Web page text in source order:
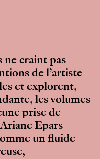
ne craint pas
de l’artiste
et explorent,
les volumes
prise de
Epars
un fluide